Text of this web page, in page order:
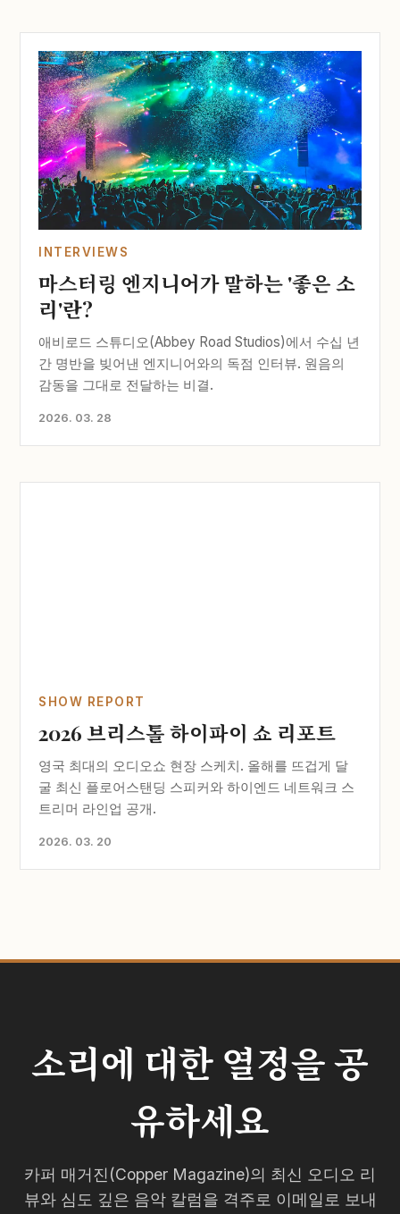
INTERVIEWS
마스터링 엔지니어가 말하는 '좋은 소
리'란?
애비로드 스튜디오(Abbey Road Studios)에서 수십 년
간 명반을 빚어낸 엔지니어와의 독점 인터뷰. 원음의
감동을 그대로 전달하는 비결.
2026. 03. 28
SHOW REPORT
2026 브리스톨 하이파이 쇼 리포트
영국 최대의 오디오쇼 현장 스케치. 올해를 뜨겁게 달
굴 최신 플로어스탠딩 스피커와 하이엔드 네트워크 스
트리머 라인업 공개.
2026. 03. 20
소리에 대한 열정을 공
유하세요
카퍼 매거진(Copper Magazine)의 최신 오디오 리
뷰와 심도 깊은 음악 칼럼을 격주로 이메일로 보내